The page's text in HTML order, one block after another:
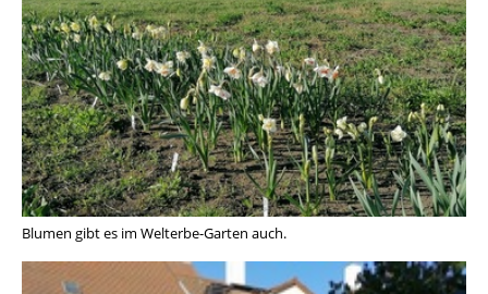
Blumen gibt es im Welterbe-Garten auch.